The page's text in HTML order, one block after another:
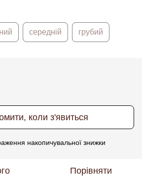
середній грубий
коли з'явиться
накопичувальної знижки
Порівняти